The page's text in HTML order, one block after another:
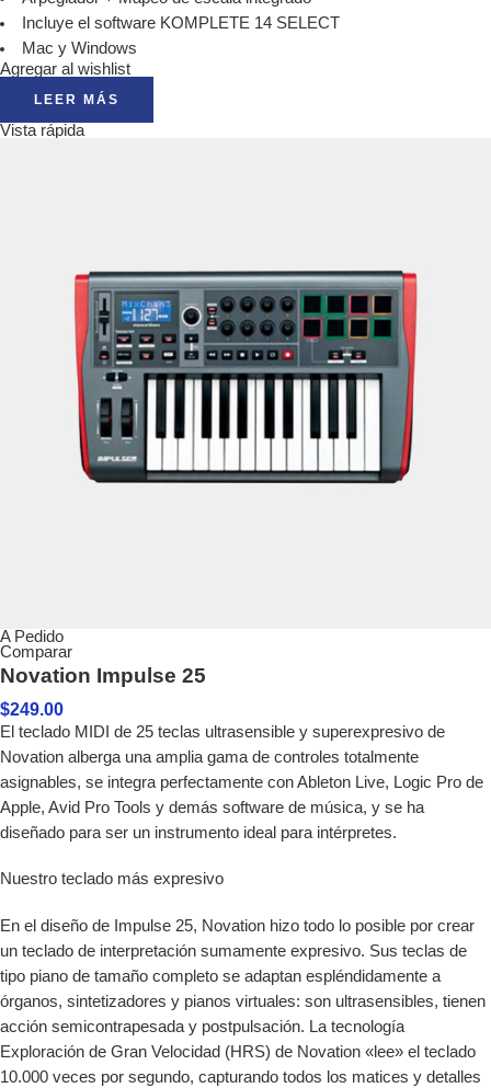
Incluye el software KOMPLETE 14 SELECT
Mac y Windows
Agregar al wishlist
LEER MÁS
Vista rápida
A Pedido
Comparar
Novation Impulse 25
$249.00
El teclado MIDI de 25 teclas ultrasensible y superexpresivo de
Novation alberga una amplia gama de controles totalmente
asignables, se integra perfectamente con Ableton Live, Logic Pro de
Apple, Avid Pro Tools y demás software de música, y se ha
diseñado para ser un instrumento ideal para intérpretes.
Nuestro teclado más expresivo
En el diseño de Impulse 25, Novation hizo todo lo posible por crear
un teclado de interpretación sumamente expresivo. Sus teclas de
tipo piano de tamaño completo se adaptan espléndidamente a
órganos, sintetizadores y pianos virtuales: son ultrasensibles, tienen
acción semicontrapesada y postpulsación. La tecnología
Exploración de Gran Velocidad (HRS) de Novation «lee» el teclado
10.000 veces por segundo, capturando todos los matices y detalles